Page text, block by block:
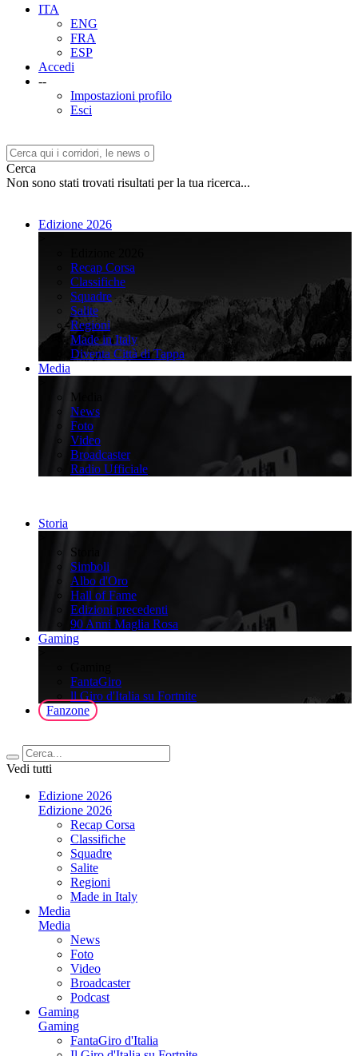
ITA
ENG
FRA
ESP
Accedi
--
Impostazioni profilo
Esci
Cerca
Non sono stati trovati risultati per la tua ricerca...
Edizione 2026
Recap Corsa
Classifiche
Squadre
Salite
Regioni
Made in Italy
Diventa Città di Tappa
Media
Media
News
Foto
Video
Broadcaster
Radio Ufficiale
Storia
Storia
Simboli
Albo d'Oro
Hall of Fame
Edizioni precedenti
90 Anni Maglia Rosa
Gaming
FantaGiro
ll Giro d'Italia su Fortnite
Fanzone
Vedi tutti
Edizione 2026
Edizione 2026
Recap Corsa
Classifiche
Squadre
Salite
Regioni
Made in Italy
Media
Media
News
Foto
Video
Broadcaster
Podcast
Gaming
Gaming
FantaGiro d'Italia